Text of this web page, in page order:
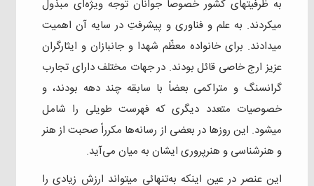
به ظرفیتهای کشور خصوصاً جوانان توجه ویژه‌ای مبذول
میکردند. به علم و فناوری و پیشرفتِ در سایه آن اهمیت
میدادند. برای خانواده معظّم شهدا و جانبازان و ایثارگران
عزیز ارج خاصی قائل بودند. در جهات مختلف دارای تجارب
گرانسنگ و متراکمی بعضاً با سابقه چند دهه بودند، و
خصوصیات متعدد دیگری که فهرست طویلی را شامل
میشود. این روزها در بعضی از رسانه‌ها مکرراً صحبت از هنر
و هنرشناسی و هنرپروری ایشان به میان می‌آید.
این عنصر در عین اینکه به‌تنهائی میتواند ارزش زیادی را